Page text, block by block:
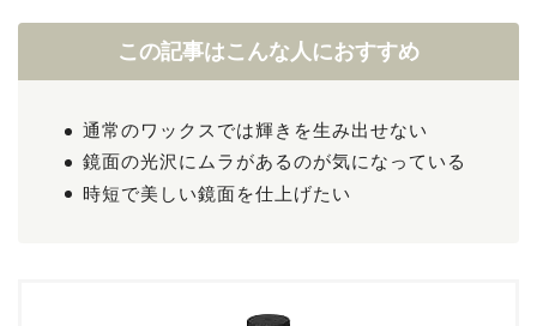
この記事はこんな人におすすめ
通常のワックスでは輝きを生み出せない
鏡面の光沢にムラがあるのが気になっている
時短で美しい鏡面を仕上げたい